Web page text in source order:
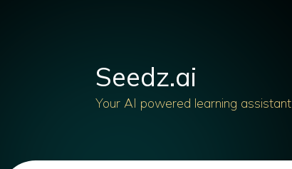
Seedz.ai
Your AI powered learning assistant